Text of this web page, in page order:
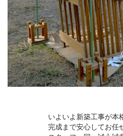
いよいよ新築工事が本
完成まで安心してお任